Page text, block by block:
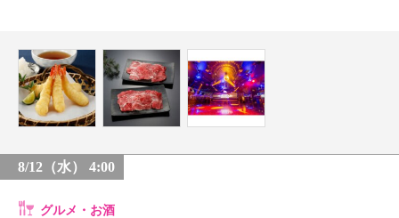
8/12（水） 4:00
グルメ・お酒